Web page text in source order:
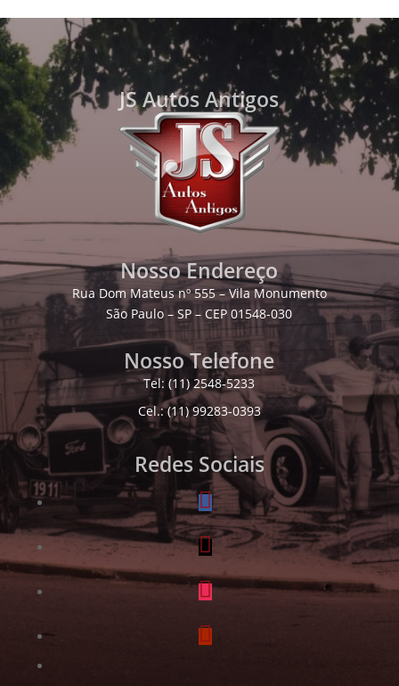
JS Autos Antigos
Nosso Endereço
Rua Dom Mateus nº 555 – Vila Monumento
São Paulo – SP – CEP 01548-030
Nosso Telefone
Tel: (11) 2548-5233
Cel.: (11) 99283-0393
Redes Sociais